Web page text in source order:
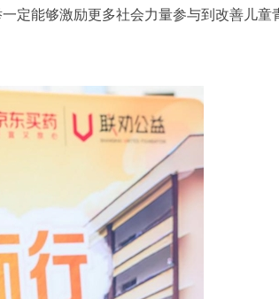
定能够激励更多社会力量参与到改善儿童